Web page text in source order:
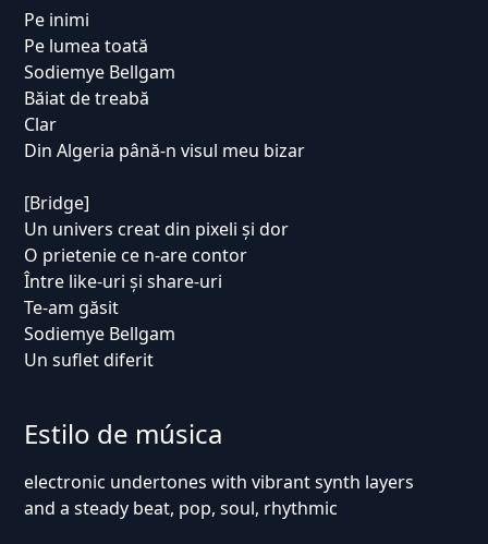
Pe inimi
Pe lumea toată
Sodiemye Bellgam
Băiat de treabă
Clar
Din Algeria până-n visul meu bizar
[Bridge]
Un univers creat din pixeli și dor
O prietenie ce n-are contor
Între like-uri și share-uri
Te-am găsit
Sodiemye Bellgam
Un suflet diferit
Estilo de música
electronic undertones with vibrant synth layers
and a steady beat, pop, soul, rhythmic